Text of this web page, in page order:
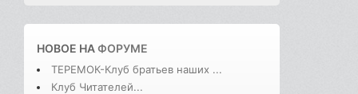
НОВОЕ НАФОРУМЕ
ТЕРЕМОК-Клуб братьев наших ...
Клуб Читателей...